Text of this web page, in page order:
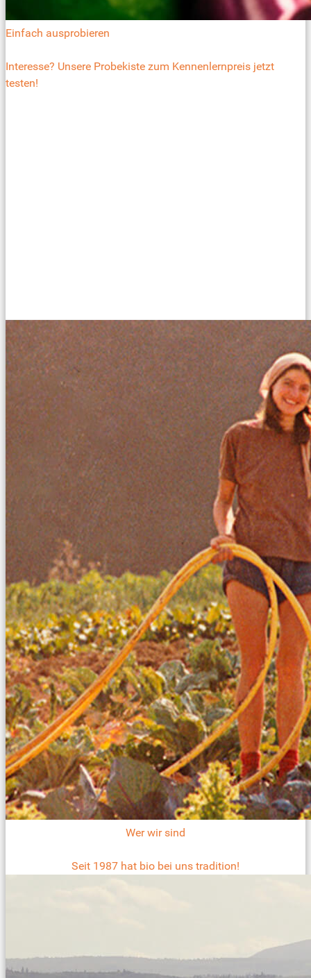
Einfach ausprobieren
Interesse? Unsere Probekiste zum Kennenlernpreis jetzt
testen!
Wer wir sind
Seit 1987 hat bio bei uns tradition!